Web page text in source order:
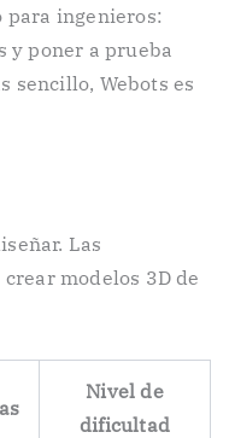
para ingenieros:
y poner a prueba
sencillo, Webots es
Las
modelos 3D de
Nivel de
dificultad